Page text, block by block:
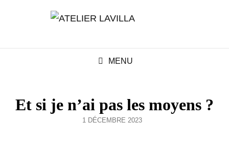
MENU
Et si je n’ai pas les moyens ?
POSTED
1 DÉCEMBRE 2023